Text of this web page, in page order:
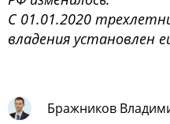
С 01.01.2020
владения установлен
Бражников